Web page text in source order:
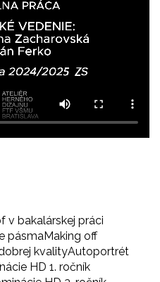
v bakalárskej práci
pásmaMaking off
kvalityAutoportrét
HD 1. ročník